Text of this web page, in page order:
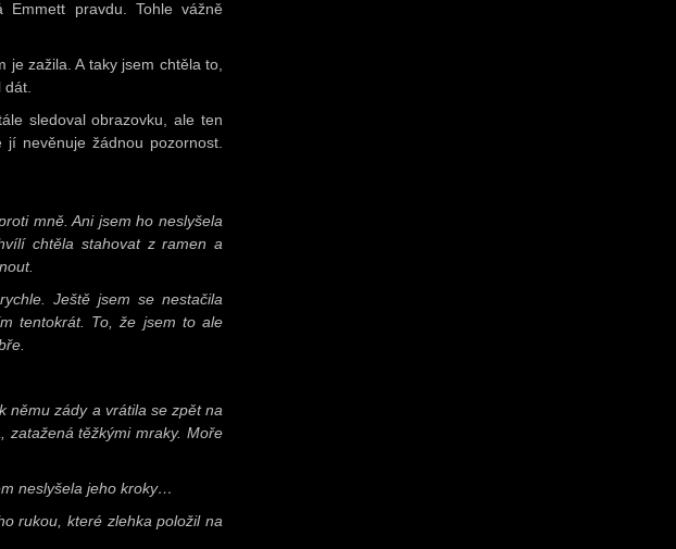
pravdu. Tohle vážně
je zažila. A taky jsem chtěla to,
dát.
sledoval obrazovku, ale ten
nevěnuje žádnou pozornost.
mně. Ani jsem ho neslyšela
chtěla stahovat z ramen a
Ještě jsem se nestačila
tentokrát. To, že jsem to ale
němu zády a vrátila se zpět na
zatažená těžkými mraky. Moře
neslyšela jeho kroky…
rukou, které zlehka položil na